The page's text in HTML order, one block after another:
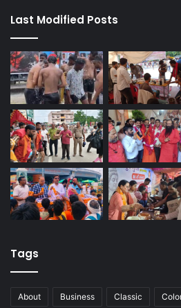
Last Modified Posts
Tags
About Business Classic